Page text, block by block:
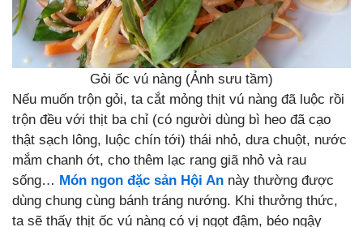
Gỏi ốc vú nàng (Ảnh sưu tầm)
Nếu muốn trộn gỏi, ta cắt mỏng thịt vú nàng đã luộc rồi
trộn đều với thịt ba chỉ (có người dùng bì heo đã cạo
thật sạch lông, luộc chín tới) thái nhỏ, dưa chuột, nước
mắm chanh ớt, cho thêm lạc rang giã nhỏ và rau
sống… Món ngon đặc sản Hội An này thường được
dùng chung cùng bánh tráng nướng. Khi thưởng thức,
ta sẽ thấy thịt ốc vú nàng có vị ngọt đậm, béo ngậy